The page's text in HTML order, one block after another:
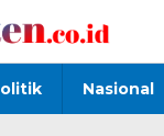
Nasional